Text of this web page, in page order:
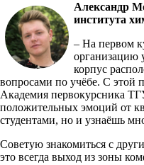
Александр
института
– На первом
организацию
корпус
вопросами по учёбе. С этой
Академия первокурсника
положительных эмоций от
студентами, но и узнаёшь
Советую знакомиться с
это всегда выход из зоны